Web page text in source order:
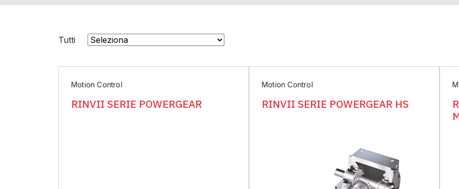
Tutti
Motion Control
RINVII SERIE POWERGEAR
Motion Control
RINVII SERIE POWERGEAR HS